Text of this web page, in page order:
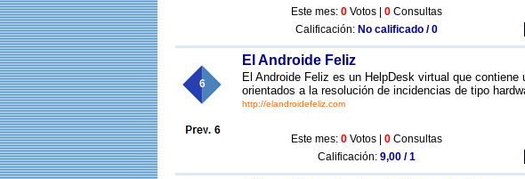
Este mes: 0 Votos | 0 Consultas
Calificación: No calificado / 0
6
6
El Androide Feliz
El Androide Feliz es un HelpDesk virtual que contiene
orientados a la resolución de incidencias de tipo
http://elandroidefeliz.com
Este mes: 0 Votos | 0 Consultas
Calificación: 9,00 / 1